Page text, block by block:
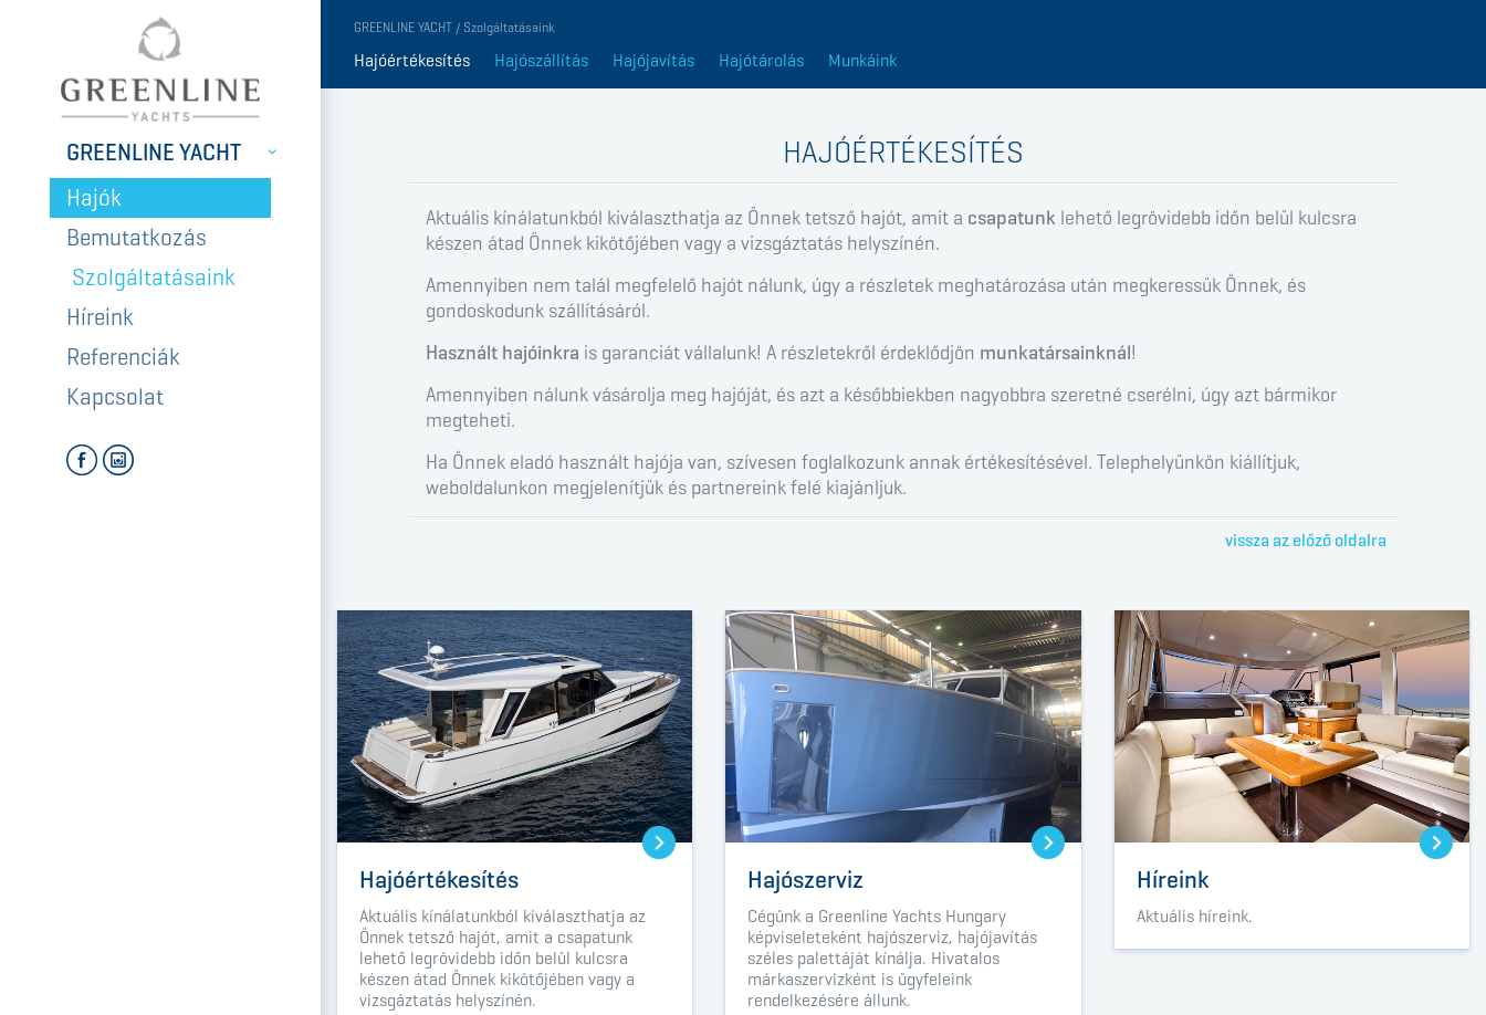
GREENLINE YACHT
Hajók
Bemutatkozás
Szolgáltatásaink
Híreink
Referenciák
Kapcsolat
GREENLINE YACHT / Szolgáltatásaink
Hajóértékesítés Hajószállítás Hajójavítás Hajótárolás Munkáink
HAJÓÉRTÉKESÍTÉS
Aktuális kínálatunkból kiválaszthatja az Önnek tetsző hajót, amit a csapatunk lehető legrövidebb időn belül kulcsra
készen átad Önnek kikötőjében vagy a vizsgáztatás helyszínén.
Amennyiben nem talál megfelelő hajót nálunk, úgy a részletek meghatározása után megkeressük Önnek, és
gondoskodunk szállításáról.
Használt hajóinkra is garanciát vállalunk! A részletekről érdeklődjön munkatársainknál!
Amennyiben nálunk vásárolja meg hajóját, és azt a későbbiekben nagyobbra szeretné cserélni, úgy azt bármikor
megteheti.
Ha Önnek eladó használt hajója van, szívesen foglalkozunk annak értékesítésével. Telephelyünkön kiállítjuk,
weboldalunkon megjelenítjük és partnereink felé kiajánljuk.
vissza az előző oldalra
Hajóértékesítés
Aktuális kínálatunkból kiválaszthatja az
Önnek tetsző hajót, amit a csapatunk
lehető legrövidebb időn belül kulcsra
készen átad Önnek kikötőjében vagy a
vizsgáztatás helyszínén.
Hajószerviz
Cégünk a Greenline Yachts Hungary
képviseleteként hajószerviz, hajójavítás
széles palettáját kínálja. Hivatalos
márkaszervizként is ügyfeleink
rendelkezésére állunk.
Híreink
Aktuális híreink.